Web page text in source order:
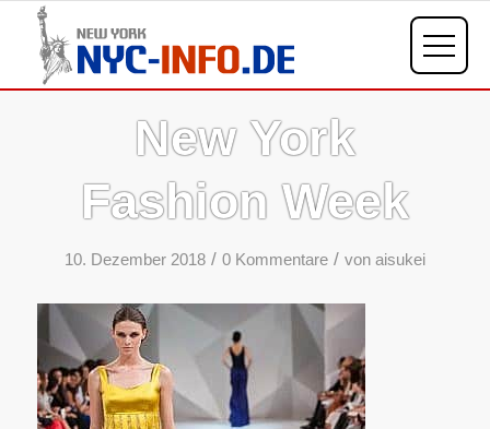
New York
Fashion Week
10. Dezember 2018 / 0 Kommentare / von aisukei